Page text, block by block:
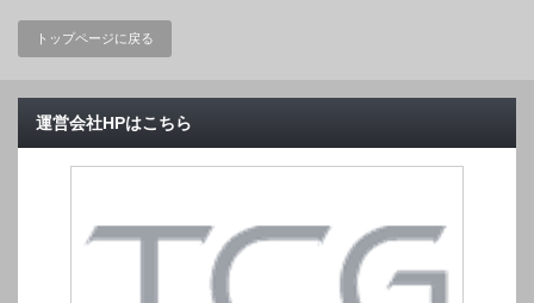
トップページに戻る
運営会社HPはこちら